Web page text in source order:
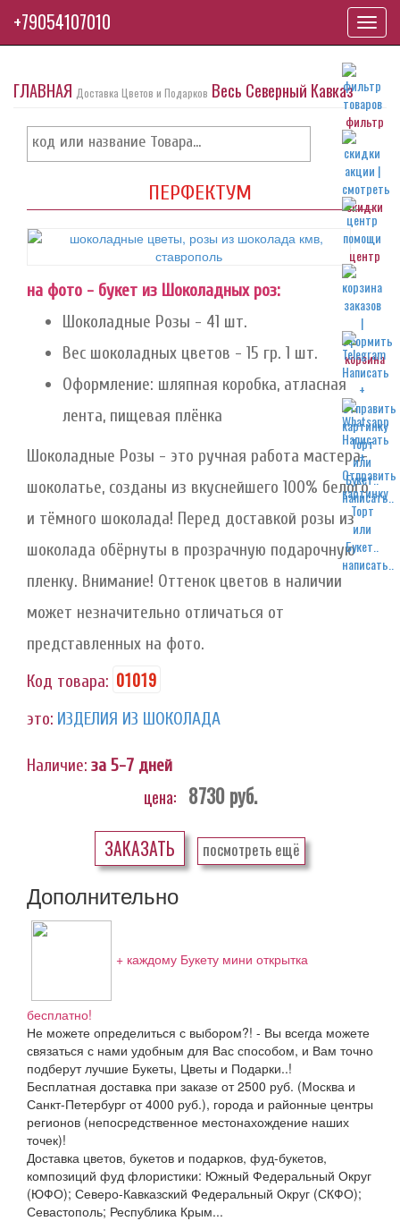
фильтр
скидки
центр
корзина
написать..
написать..
ГЛАВНАЯ Доставка Цветов и Подарков Весь Северный Кавказ
ПЕРФЕКТУМ
на фото - букет из Шоколадных роз:
Шоколадные Розы - 41 шт.
Вес шоколадных цветов - 15 гр. 1 шт.
Оформление: шляпная коробка, атласная
лента, пищевая плёнка
Шоколадные Розы - это ручная работа мастера-
шоколатье, созданы из вкуснейшего 100% белого
и тёмного шоколада! Перед доставкой розы из
шоколада обёрнуты в прозрачную подарочную
пленку. Внимание! Оттенок цветов в наличии
может незначительно отличаться от
представленных на фото.
Код товара: 01019
это: ИЗДЕЛИЯ ИЗ ШОКОЛАДА
Наличие: за 5-7 дней
цена: 8730руб.
ЗАКАЗАТЬ посмотреть ещё
Дополнительно
+ каждому Букету мини открытка
бесплатно!
Не можете определиться с выбором?! - Вы всегда можете
связаться с нами удобным для Вас способом, и Вам точно
подберут лучшие Букеты, Цветы и Подарки..!
Бесплатная доставка при заказе от 2500 руб. (Москва и
Санкт-Петербург от 4000 руб.), города и районные центры
регионов (непосредственное местонахождение наших
точек)!
Доставка цветов, букетов и подарков, фуд-букетов,
композиций фуд флористики: Южный Федеральный Округ
(ЮФО); Северо-Кавказский Федеральный Округ (СКФО);
Севастополь; Республика Крым...
+79054107010